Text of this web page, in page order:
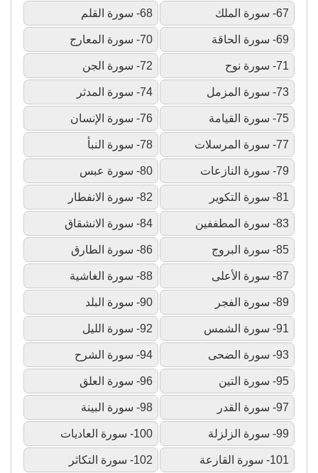
67- سورة الملك 68- سورة القلم
69- سورة الحاقة 70- سورة المعارج
71- سورة نوح 72- سورة الجن
73- سورة المزمل 74- سورة المدثر
75- سورة القيامة 76- سورة الإنسان
77- سورة المرسلات 78- سورة النبأ
79- سورة النازعات 80- سورة عبس
81- سورة التكوير 82- سورة الانفطار
83- سورة المطففين 84- سورة الانشقاق
85- سورة البروج 86- سورة الطارق
87- سورة الأعلى 88- سورة الغاشية
89- سورة الفجر 90- سورة البلد
91- سورة الشمس 92- سورة الليل
93- سورة الضحى 94- سورة الشرح
95- سورة التين 96- سورة العلق
97- سورة القدر 98- سورة البينة
99- سورة الزلزلة 100- سورة العاديات
101- سورة القارعة 102- سورة التكاثر